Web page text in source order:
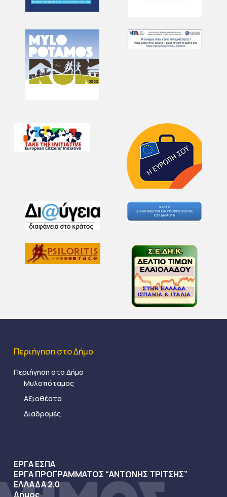
Περιήγηση στο Δήμο
Περιήγηση στο Δήμο
Μυλοπόταμος
Αξιοθέατα
Διαδρομές
ΕΡΓΑ ΕΣΠΑ
ΕΡΓΑ ΠΡΟΓΡΑΜΜΑΤΟΣ “ΑΝΤΩΝΗΣ ΤΡΙΤΣΗΣ”
ΕΛΛΑΔΑ 2.0
Δήμος